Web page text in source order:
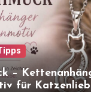
–
für